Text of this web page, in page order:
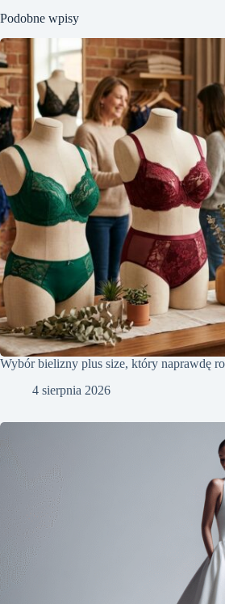
Podobne wpisy
Wybór bielizny plus size, który naprawdę
4 sierpnia 2026